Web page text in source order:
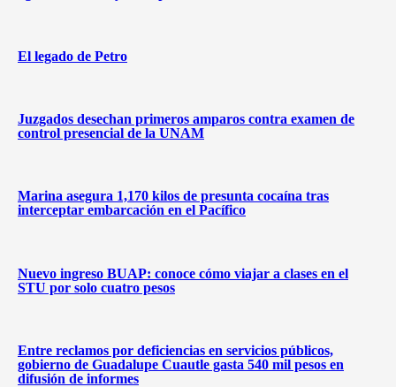
El legado de Petro
Juzgados desechan primeros amparos contra examen de
control presencial de la UNAM
Marina asegura 1,170 kilos de presunta cocaína tras
interceptar embarcación en el Pacífico
Nuevo ingreso BUAP: conoce cómo viajar a clases en el
STU por solo cuatro pesos
Entre reclamos por deficiencias en servicios públicos,
gobierno de Guadalupe Cuautle gasta 540 mil pesos en
difusión de informes